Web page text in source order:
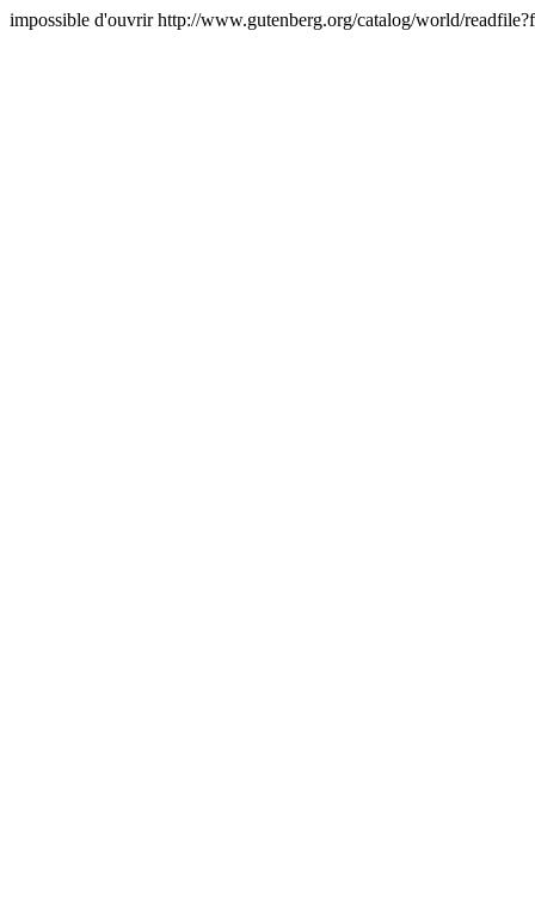
impossible d'ouvrir http://www.gutenberg.org/catalog/world/